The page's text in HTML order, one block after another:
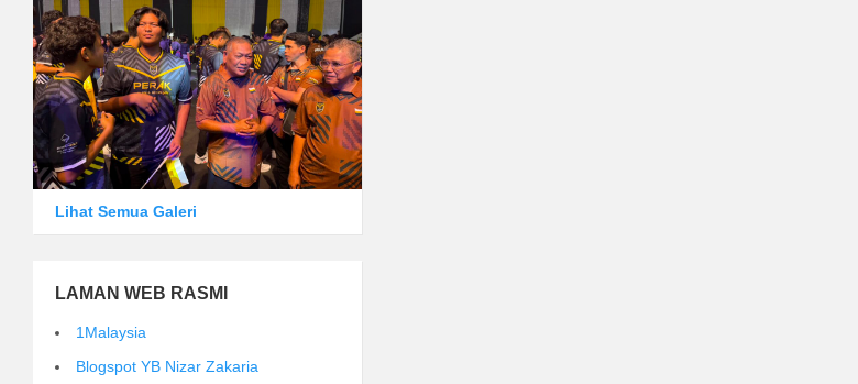
Lihat Semua Galeri
LAMAN WEB RASMI
1Malaysia
Blogspot YB Nizar Zakaria